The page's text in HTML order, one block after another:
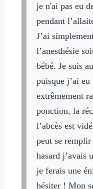
je n'ai pas eu
pendant
J’ai
l’anesthésie
bébé. Je suis
puisque j’ai
extrêmement
ponction, la
l’abcès est
peut se
hasard j’avais
je ferais une
hésiter ! Mon